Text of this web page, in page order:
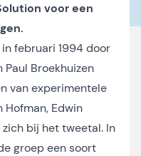
voor een
februari 1994 door
Broekhuizen
van experimentele
Hofman, Edwin
bij het tweetal. In
groep een soort